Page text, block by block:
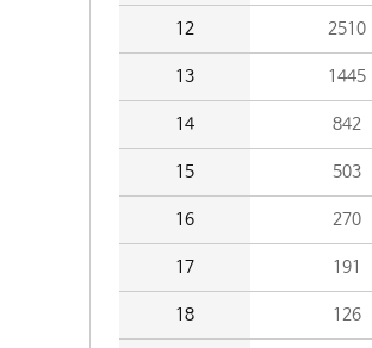
12 2510
13 1445
14 842
15 503
16 270
17 191
18 126